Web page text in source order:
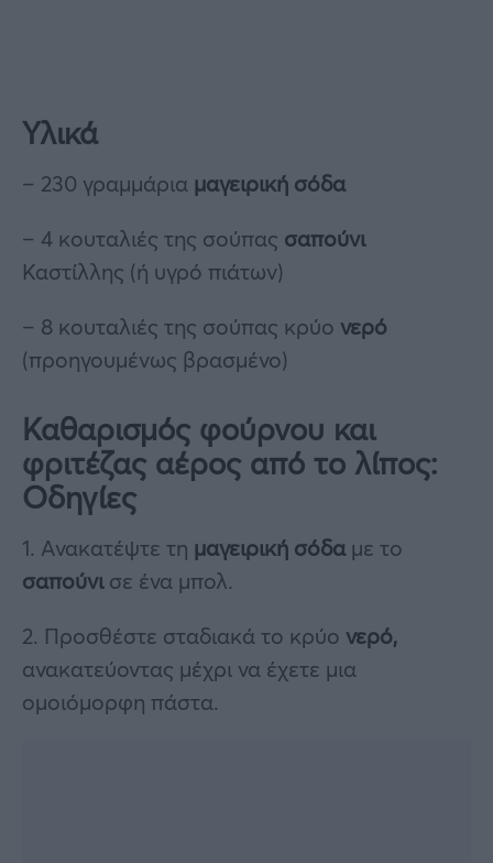
Υλικά
– 230 γραμμάρια μαγειρική σόδα
– 4 κουταλιές της σούπας σαπούνι
Καστίλλης (ή υγρό πιάτων)
– 8 κουταλιές της σούπας κρύο νερό
(προηγουμένως βρασμένο)
Καθαρισμός φούρνου και
φριτέζας αέρος από το λίπος:
Οδηγίες
1. Ανακατέψτε τη μαγειρική σόδαμε το
σαπούνισε ένα μπολ.
2. Προσθέστε σταδιακά το κρύο νερό,
ανακατεύοντας μέχρι να έχετε μια
ομοιόμορφη πάστα.